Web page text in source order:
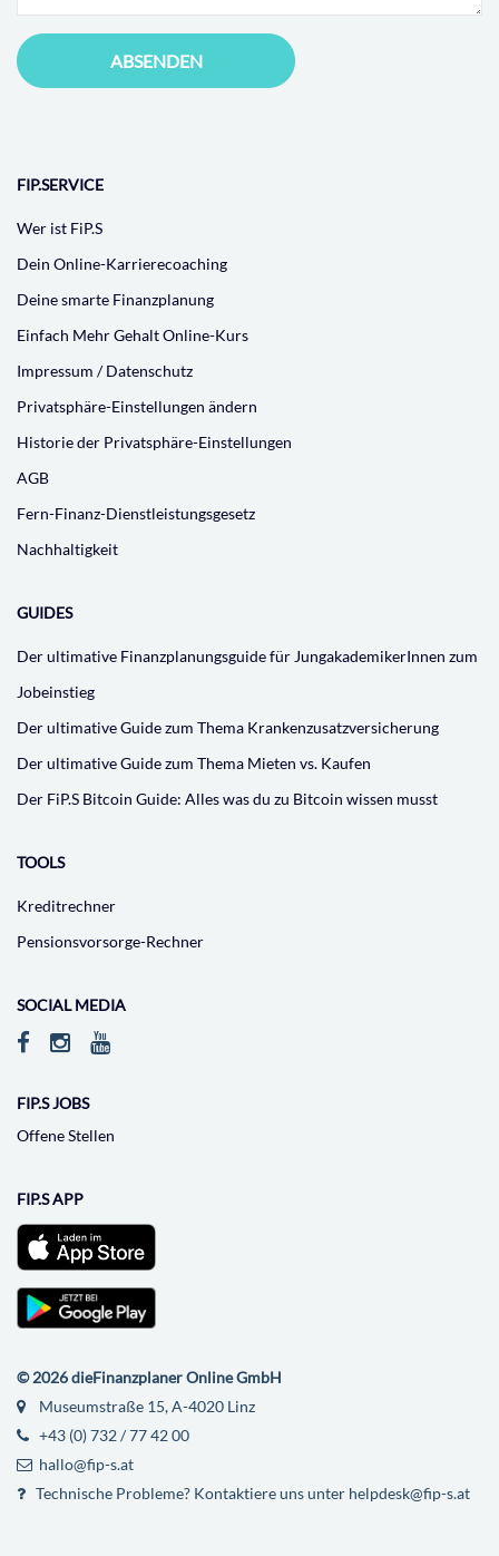
ABSENDEN
FIP.SERVICE
Wer ist FiP.S
Dein Online-Karrierecoaching
Deine smarte Finanzplanung
Einfach Mehr Gehalt Online-Kurs
Impressum / Datenschutz
Privatsphäre-Einstellungen ändern
Historie der Privatsphäre-Einstellungen
AGB
Fern-Finanz-Dienstleistungsgesetz
Nachhaltigkeit
GUIDES
Der ultimative Finanzplanungsguide für JungakademikerInnen zum
Jobeinstieg
Der ultimative Guide zum Thema Krankenzusatzversicherung
Der ultimative Guide zum Thema Mieten vs. Kaufen
Der FiP.S Bitcoin Guide: Alles was du zu Bitcoin wissen musst
TOOLS
Kreditrechner
Pensionsvorsorge-Rechner
SOCIAL MEDIA
FIP.S JOBS
Offene Stellen
FIP.S APP
© 2026 dieFinanzplaner Online GmbH
Museumstraße 15, A-4020 Linz
+43 (0) 732 / 77 42 00
hallo@fip-s.at
Technische Probleme? Kontaktiere uns unter helpdesk@fip-s.at